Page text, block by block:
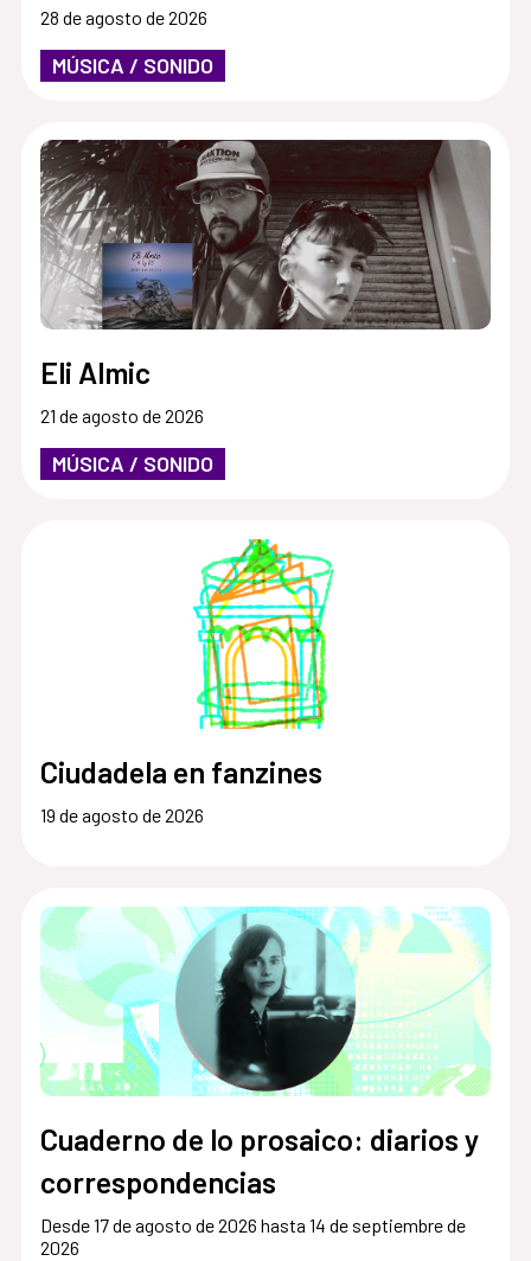
28 de agosto de 2026
MÚSICA / SONIDO
Eli Almic
21 de agosto de 2026
MÚSICA / SONIDO
Ciudadela en fanzines
19 de agosto de 2026
Cuaderno de lo prosaico: diarios y
correspondencias
Desde 17 de agosto de 2026 hasta 14 de septiembre de
2026